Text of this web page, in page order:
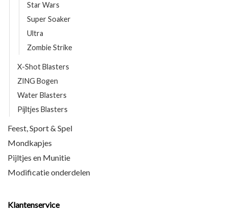
Star Wars
Super Soaker
Ultra
Zombie Strike
X-Shot Blasters
ZING Bogen
Water Blasters
Pijltjes Blasters
Feest, Sport & Spel
Mondkapjes
Pijltjes en Munitie
Modificatie onderdelen
Klantenservice